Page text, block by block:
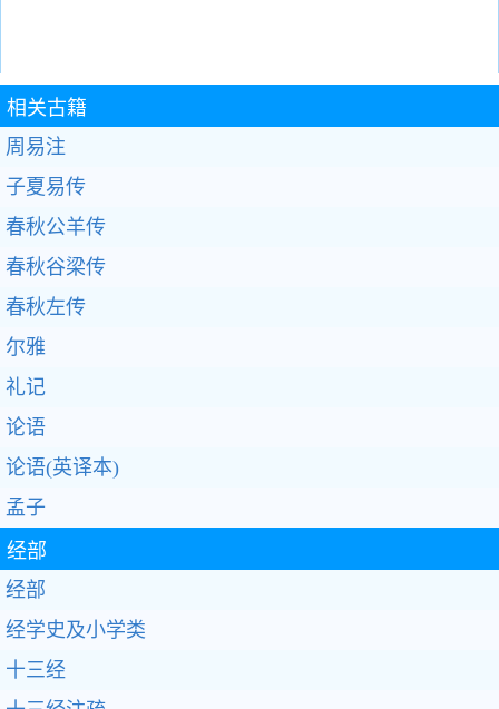
相关古籍
周易注
子夏易传
春秋公羊传
春秋谷梁传
春秋左传
尔雅
礼记
论语
论语(英译本)
孟子
经部
经部
经学史及小学类
十三经